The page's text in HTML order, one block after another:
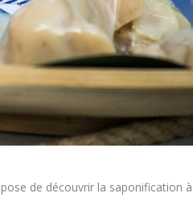
de découvrir la saponification à